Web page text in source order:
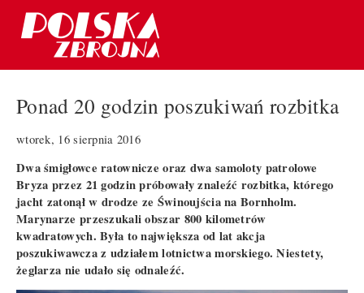
Ponad 20 godzin poszukiwań rozbitka
wtorek, 16 sierpnia 2016
Dwa śmigłowce ratownicze oraz dwa samoloty patrolowe
Bryza przez 21 godzin próbowały znaleźć rozbitka, którego
jacht zatonął w drodze ze Świnoujścia na Bornholm.
Marynarze przeszukali obszar 800 kilometrów
kwadratowych. Była to największa od lat akcja
poszukiwawcza z udziałem lotnictwa morskiego. Niestety,
żeglarza nie udało się odnaleźć.